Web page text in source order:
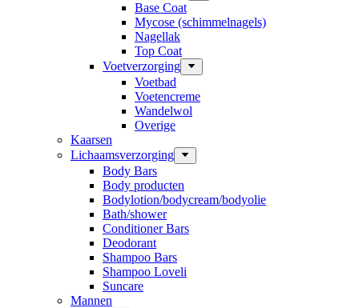
Base Coat
Mycose (schimmelnagels)
Nagellak
Top Coat
Voetverzorging
Voetbad
Voetencreme
Wandelwol
Overige
Kaarsen
Lichaamsverzorging
Body Bars
Body producten
Bodylotion/bodycream/bodyolie
Bath/shower
Conditioner Bars
Deodorant
Shampoo Bars
Shampoo Loveli
Suncare
Mannen